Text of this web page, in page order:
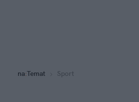
na:Temat Sport